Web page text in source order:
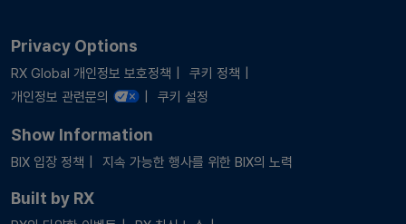
Privacy Options
RX Global 개인정보 보호정책
쿠키 정책
개인정보 관련문의
쿠키 설정
Show Information
BIX 입장 정책 지속 가능한 행사를 위한 BIX의 노력
Built by RX